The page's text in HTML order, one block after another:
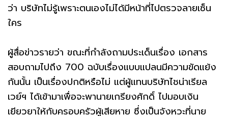
ว่า บริษัทไม่รู้เพราะตนเองไม่ได้มีหน้าที่ไปตรวจลายเซ็น
ใคร
ผู้สื่อข่าวรายว่า ขณะที่กำลังถามประเด็นเรื่อง เอกสาร
สอบถามไปถึง 700 ฉบับเรื่องแบบแปลนมีความขัดแย้ง
กันนั้น เป็นเรื่องปกติหรือไม่ แต่ผู้แทนบริษัทไชน่าเรียล
เวย์ฯ ได้เข้ามาเพื่อจะพานายเกรียงศักดิ์ ไปมอบเงิน
เยียวยาให้กับครอบครัวผู้เสียหาย ซึ่งเป็นจังหวะที่นาย